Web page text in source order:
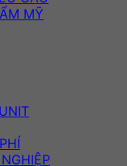
MỸ